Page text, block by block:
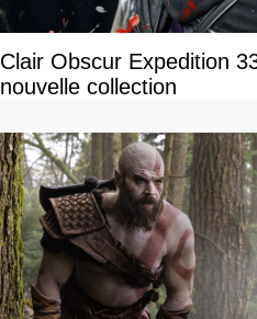
Clair Obscur Expedition
nouvelle collection